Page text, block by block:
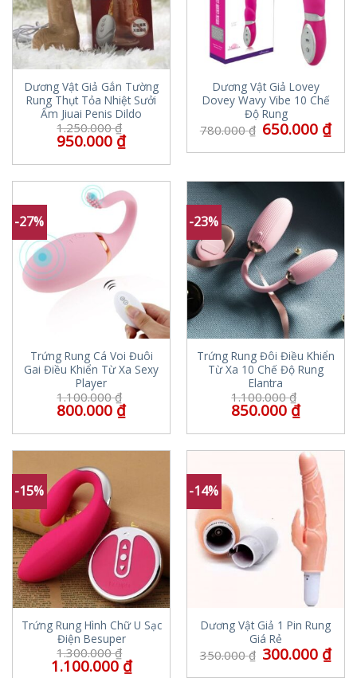
Dương Vật Giả Gắn Tường
Rung Thụt Tỏa Nhiệt Sưởi
Ấm Jiuai Penis Dildo
1.250.000₫
950.000₫
Dương Vật Giả Lovey
Dovey Wavy Vibe 10 Chế
Độ Rung
780.000₫ 650.000 ₫
-27%
Trứng Rung Cá Voi Đuôi
Gai Điều Khiển Từ Xa Sexy
Player
1.100.000₫
800.000₫
-23%
Trứng Rung Đôi Điều Khiển
Từ Xa 10 Chế Độ Rung
Elantra
1.100.000₫
850.000₫
-15%
Trứng Rung Hình Chữ U Sạc
Điện Besuper
1.300.000₫
1.100.000₫
-14%
Dương Vật Giả 1 Pin Rung
Giá Rẻ
350.000₫ 300.000 ₫